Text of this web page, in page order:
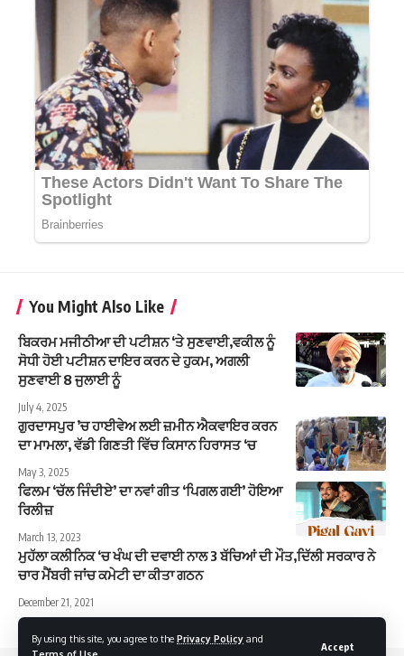
By using this site, you agree to the Privacy Policy and
Accept
You Might Also Like
ਬਿਕਰਮ ਮਜੀਠੀਆ ਦੀ ਪਟੀਸ਼ਨ ‘ਤੇ ਸੁਣਵਾਈ,ਵਕੀਲ ਨੂੰ
ਸੋਧੀ ਹੋਈ ਪਟੀਸ਼ਨ ਦਾਇਰ ਕਰਨ ਦੇ ਹੁਕਮ, ਅਗਲੀ
ਸੁਣਵਾਈ 8 ਜੁਲਾਈ ਨੂੰ
July 4, 2025
ਗੁਰਦਾਸਪੁਰ ’ਚ ਹਾਈਵੇਅ ਲਈ ਜ਼ਮੀਨ ਐਕਵਾਇਰ ਕਰਨ
ਦਾ ਮਾਮਲਾ, ਵੱਡੀ ਗਿਣਤੀ ਵਿੱਚ ਕਿਸਾਨ ਹਿਰਾਸਤ ‘ਚ
May 3, 2025
ਫਿਲਮ ‘ਚੱਲ ਜਿੰਦੀਏ’ ਦਾ ਨਵਾਂ ਗੀਤ ‘ਪਿਗਲ ਗਈ’ ਹੋਇਆ
ਰਿਲੀਜ਼
March 13, 2023
ਮੁਹੱਲਾ ਕਲੀਨਿਕ ‘ਚ ਖੰਘ ਦੀ ਦਵਾਈ ਨਾਲ 3 ਬੱਚਿਆਂ ਦੀ ਮੌਤ,ਦਿੱਲੀ ਸਰਕਾਰ ਨੇ
ਚਾਰ ਮੈਂਬਰੀ ਜਾਂਚ ਕਮੇਟੀ ਦਾ ਕੀਤਾ ਗਠਨ
December 21, 2021